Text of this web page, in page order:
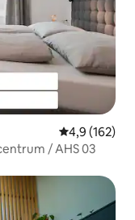
Gemiddelde
4,9 (162)
/ AHS 03